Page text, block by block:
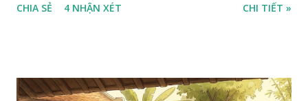
CHIA SẺ 4 NHẬN XÉT CHI TIẾT »